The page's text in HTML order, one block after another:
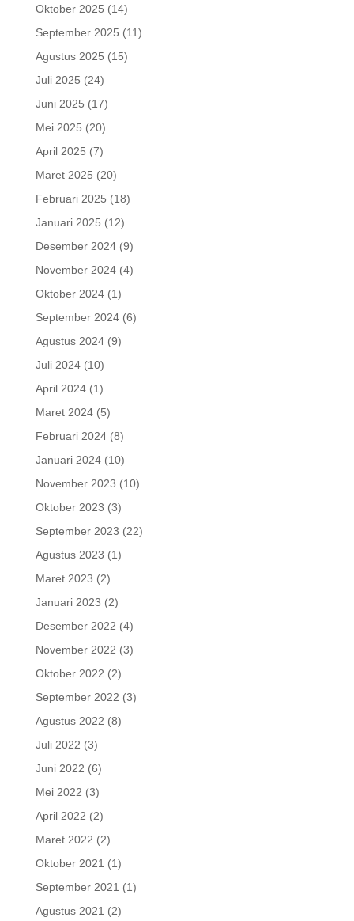
Oktober 2025 (14)
September 2025 (11)
Agustus 2025 (15)
Juli 2025 (24)
Juni 2025 (17)
Mei 2025 (20)
April 2025 (7)
Maret 2025 (20)
Februari 2025 (18)
Januari 2025 (12)
Desember 2024(9)
November 2024(4)
Oktober 2024(1)
September 2024(6)
Agustus 2024(9)
Juli 2024(10)
April 2024(1)
Maret 2024(5)
Februari 2024(8)
Januari 2024(10)
November 2023 (10)
Oktober 2023 (3)
September 2023 (22)
Agustus 2023 (1)
Maret 2023 (2)
Januari 2023 (2)
Desember 2022 (4)
November 2022 (3)
Oktober 2022 (2)
September 2022 (3)
Agustus 2022 (8)
Juli 2022 (3)
Juni 2022 (6)
Mei 2022 (3)
April 2022 (2)
Maret 2022 (2)
Oktober 2021 (1)
September 2021 (1)
Agustus 2021 (2)